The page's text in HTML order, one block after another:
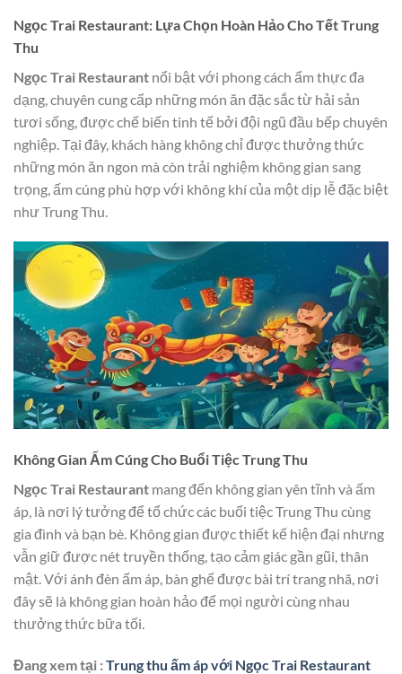
Ngọc Trai Restaurant: Lựa Chọn Hoàn Hảo Cho Tết Trung
Thu
Ngọc Trai Restaurant nổi bật với phong cách ẩm thực đa
dạng, chuyên cung cấp những món ăn đặc sắc từ hải sản
tươi sống, được chế biến tinh tế bởi đội ngũ đầu bếp chuyên
nghiệp. Tại đây, khách hàng không chỉ được thưởng thức
những món ăn ngon mà còn trải nghiệm không gian sang
trọng, ấm cúng phù hợp với không khí của một dịp lễ đặc biệt
như Trung Thu.
Không Gian Ấm Cúng Cho Buổi Tiệc Trung Thu
Ngọc Trai Restaurant mang đến không gian yên tĩnh và ấm
áp, là nơi lý tưởng để tổ chức các buổi tiệc Trung Thu cùng
gia đình và bạn bè. Không gian được thiết kế hiện đại nhưng
vẫn giữ được nét truyền thống, tạo cảm giác gần gũi, thân
mật. Với ánh đèn ấm áp, bàn ghế được bài trí trang nhã, nơi
đây sẽ là không gian hoàn hảo để mọi người cùng nhau
thưởng thức bữa tối.
Đang xem tại :Trung thu ấm áp với Ngọc Trai Restaurant